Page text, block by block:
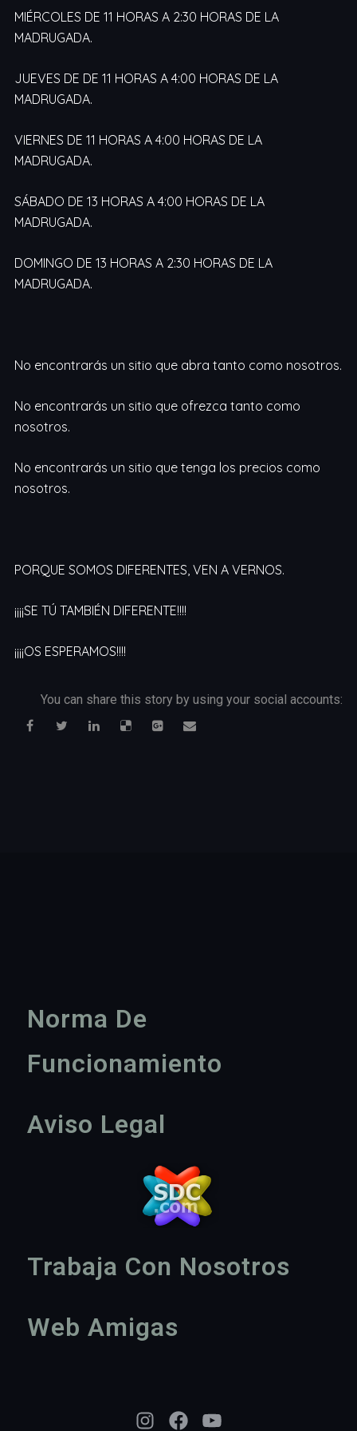
MIÉRCOLES DE 11 HORAS A 2:30 HORAS DE LA
MADRUGADA.
JUEVES DE DE 11 HORAS A 4:00 HORAS DE LA
MADRUGADA.
VIERNES DE 11 HORAS A 4:00 HORAS DE LA
MADRUGADA.
SÁBADO DE 13 HORAS A 4:00 HORAS DE LA
MADRUGADA.
DOMINGO DE 13 HORAS A 2:30 HORAS DE LA
MADRUGADA.
No encontrarás un sitio que abra tanto como nosotros.
No encontrarás un sitio que ofrezca tanto como
nosotros.
No encontrarás un sitio que tenga los precios como
nosotros.
PORQUE SOMOS DIFERENTES, VEN A VERNOS.
¡¡¡¡SE TÚ TAMBIÉN DIFERENTE!!!!
¡¡¡¡OS ESPERAMOS!!!!
You can share this story by using your social accounts:
Norma De
Funcionamiento
Aviso Legal
Trabaja Con Nosotros
Web Amigas